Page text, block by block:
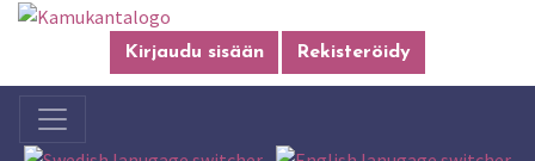
Kirjaudu sisään Rekisteröidy